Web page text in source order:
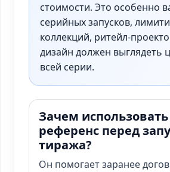
стоимости. Это особенно
серийных запусков,
коллекций, ритейл-
дизайн должен выглядеть
всей серии.
Зачем
референс перед
тиража?
Он помогает заранее